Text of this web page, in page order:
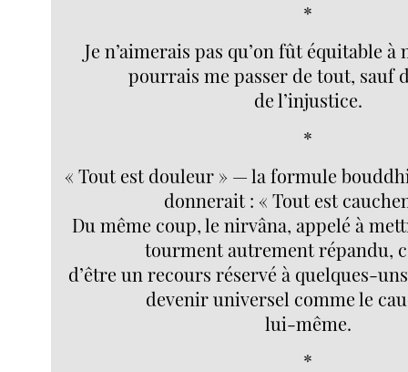
*
Je n’aimerais pas qu’on fût équitable
pourrais me passer de tout, sauf
de l’injustice.
*
« Tout est douleur » — la formule
donnerait : « Tout est
Du même coup, le nirvâna, appelé à
tourment autrement répandu,
d’être un recours réservé à quelques-
devenir universel comme le
lui-même.
*